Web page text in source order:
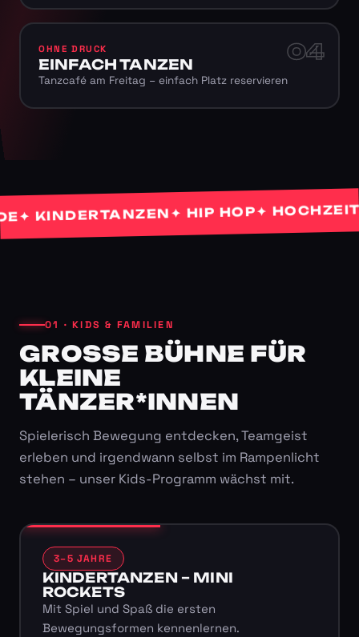
04
OHNE DRUCK
EINFACH TANZEN
Tanzcafé am Freitag – einfach Platz reservieren
✦ HIP HOP ✦
01 · KIDS & FAMILIEN
GROSSE BÜHNE FÜR K
LEINE T
ÄNZER*INNEN
Spielerisch Bewegung entdecken, Teamgeist
erleben und irgendwann selbst im Rampenlicht
stehen – unser Kids-Programm wächst mit.
3–5 JAHRE
KINDERTANZEN – MINI
ROCKETS
Mit Spiel und Spaß die ersten
Bewegungsformen kennenlernen.